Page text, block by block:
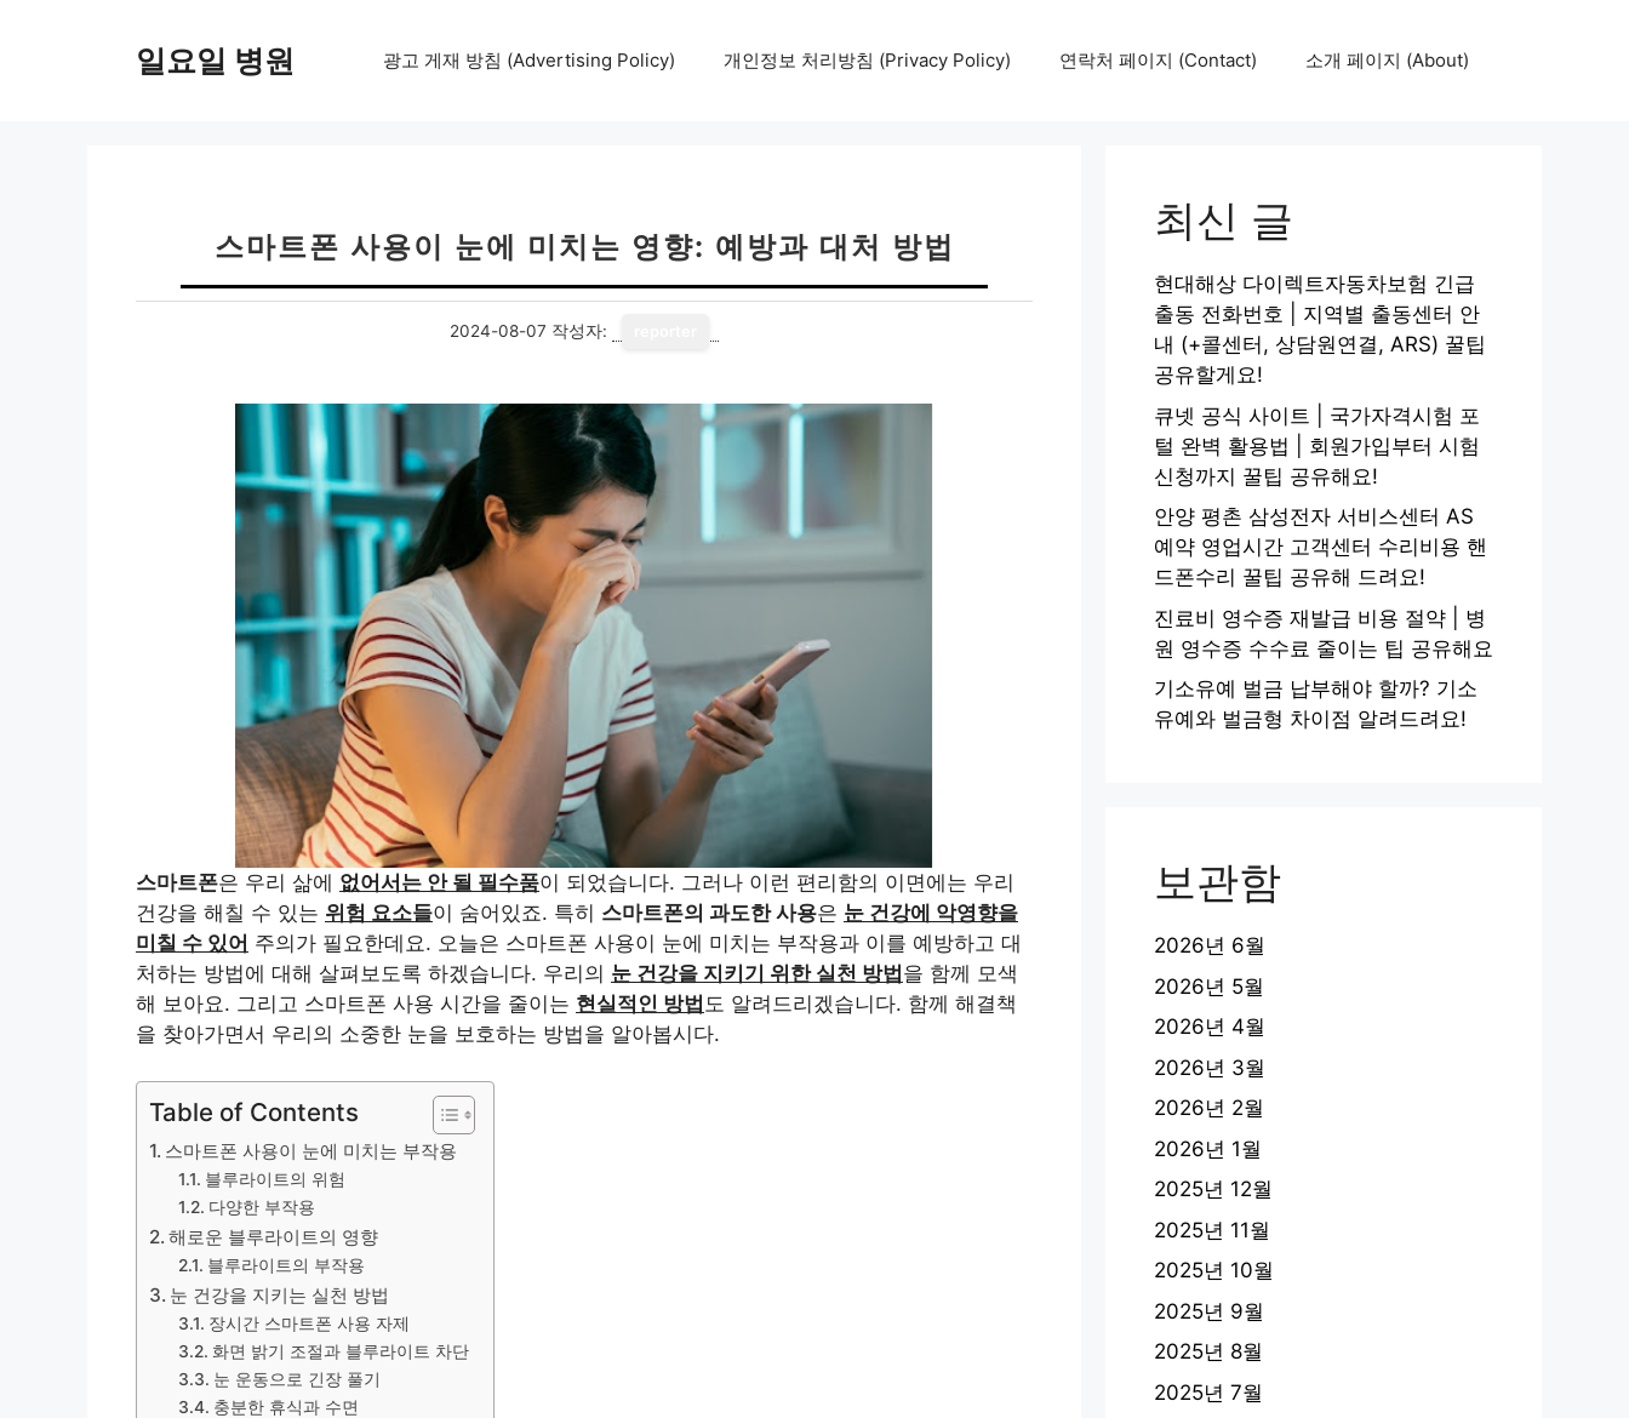
일요일 병원 광고 게재 방침 (Advertising Policy) 개인정보 처리방침 (Privacy Policy) 연락처 페이지 (Contact) 소개 페이지 (About)
스마트폰 사용이 눈에 미치는 영향: 예방과 대처 방법
2024-08-07 작성자:
스마트폰은 우리 삶에 없어서는 안 될 필수품이 되었습니다. 그러나 이런 편리함의 이면에는 우리
건강을 해칠 수 있는 위험 요소들이 숨어있죠. 특히 스마트폰의 과도한 사용은 눈 건강에 악영향을
미칠 수 있어 주의가 필요한데요. 오늘은 스마트폰 사용이 눈에 미치는 부작용과 이를 예방하고 대
처하는 방법에 대해 살펴보도록 하겠습니다. 우리의 눈 건강을 지키기 위한 실천 방법 을 함께 모색
해 보아요. 그리고 스마트폰 사용 시간을 줄이는 현실적인 방법 도 알려드리겠습니다. 함께 해결책
을 찾아가면서 우리의 소중한 눈을 보호하는 방법을 알아봅시다.
Table of Contents
스마트폰 사용이 눈에 미치는 부작용
블루라이트의 위험
다양한 부작용
해로운 블루라이트의 영향
블루라이트의 부작용
눈 건강을 지키는 실천 방법
장시간 스마트폰 사용 자제
화면 밝기 조절과 블루라이트 차단
눈 운동으로 긴장 풀기
충분한 휴식과 수면
최신 글
현대해상 다이렉트자동차보험 긴급
출동 전화번호 | 지역별 출동센터 안
내 (+콜센터, 상담원연결, ARS) 꿀팁
공유할게요!
큐넷 공식 사이트 | 국가자격시험 포
털 완벽 활용법 | 회원가입부터 시험
신청까지 꿀팁 공유해요!
안양 평촌 삼성전자 서비스센터 AS
예약 영업시간 고객센터 수리비용 핸
드폰수리 꿀팁 공유해 드려요!
진료비 영수증 재발급 비용 절약 | 병
원 영수증 수수료 줄이는 팁 공유해요
기소유예 벌금 납부해야 할까? 기소
유예와 벌금형 차이점 알려드려요!
보관함
2026년 6월
2026년 5월
2026년 4월
2026년 3월
2026년 2월
2026년 1월
2025년 12월
2025년 11월
2025년 10월
2025년 9월
2025년 8월
2025년 7월